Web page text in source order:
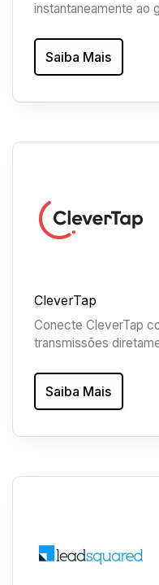
instantaneamente ao
Saiba Mais
CleverTap
Conecte CleverTap
transmissões
Saiba Mais